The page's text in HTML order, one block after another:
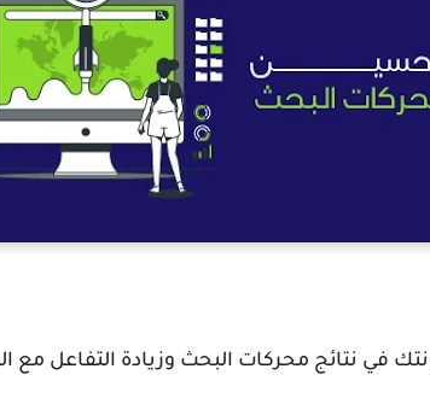
في نتائج محركات البحث وزيادة التفاعل مع